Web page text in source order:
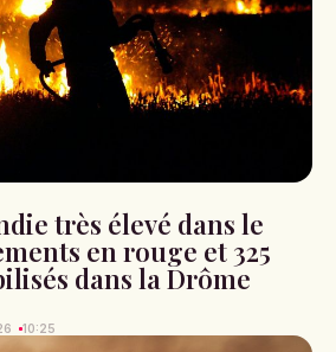
très élevé dans le
en rouge et 325
dans la Drôme
10:25